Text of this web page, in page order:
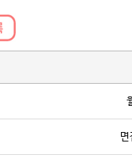
델링이 필요하다’는 평가를
된 느낌’이 나는 경우가 많다.
다. 멋지고 고급스러운 공간
면